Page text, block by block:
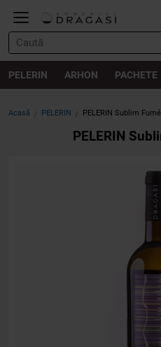
PELERIN ARHON PACHETE
Acasă PELERIN PELERIN Sublim
PELERIN